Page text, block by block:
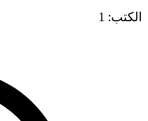
الكتب: 1